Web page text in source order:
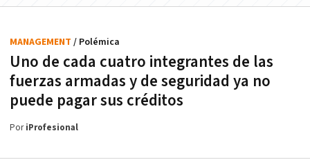
Uno de cada cuatro integrantes de las
fuerzas armadas y de seguridad ya no
puede pagar sus créditos
MANAGEMENT / Polémica
PoriProfesional